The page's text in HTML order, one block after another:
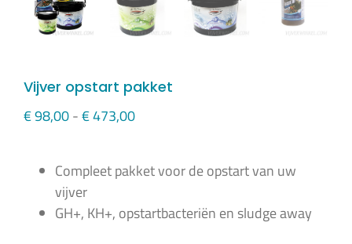
Vijver opstart pakket
€98,00-€473,00Prijsklasse:
€ 473,00
Compleet pakket voor de opstart van uw
vijver
GH+, KH+, opstartbacteriën en sludge away